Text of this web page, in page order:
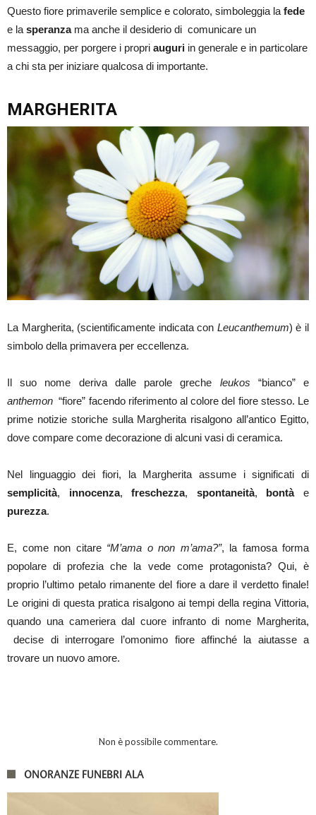
Questo fiore primaverile semplice e colorato, simboleggia la fede
e la speranzama anche il desiderio di comunicare un
messaggio, per porgere i propri auguri in generale e in particolare
a chi sta per iniziare qualcosa di importante.
MARGHERITA
La Margherita, (scientificamente indicata con Leucanthemum) è il
simbolo della primavera per eccellenza.
Il suo nome deriva dalle parole greche leukos “bianco” e
anthemon “fiore” facendo riferimento al colore del fiore stesso. Le
prime notizie storiche sulla Margherita risalgono all’antico Egitto,
dove compare come decorazione di alcuni vasi di ceramica.
Nel linguaggio dei fiori, la Margherita assume i significati di
semplicità, innocenza,freschezza, spontaneità, bontàe
purezza.
E, come non citare “M’ama o non m’ama?”, la famosa forma
popolare di profezia che la vede come protagonista? Qui, è
proprio l’ultimo petalo rimanente del fiore a dare il verdetto finale!
Le origini di questa pratica risalgono ai tempi della regina Vittoria,
quando una cameriera dal cuore infranto di nome Margherita,
decise di interrogare l’omonimo fiore affinché la aiutasse a
trovare un nuovo amore.
Non è possibile commentare.
ONORANZE FUNEBRI ALA